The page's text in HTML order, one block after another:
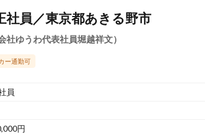
社員／東京都あきる野市
ゆうわ代表社員堀越祥文）
ー通勤可
員
円